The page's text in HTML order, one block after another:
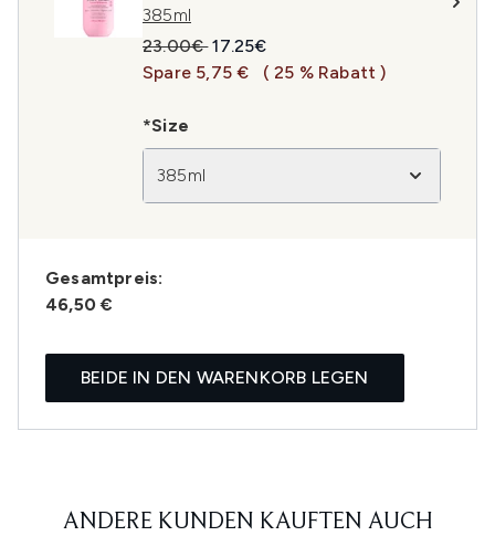
385ml
Unverbindliche Preisempfehlung:
23.00€Aktueller Preis:
17.25€
Spare 5,75 €
( 25 % Rabatt )
*Size
385ml
Gesamtpreis:
46,50 €
BEIDE IN DEN WARENKORB LEGEN
ANDERE KUNDEN KAUFTEN AUCH